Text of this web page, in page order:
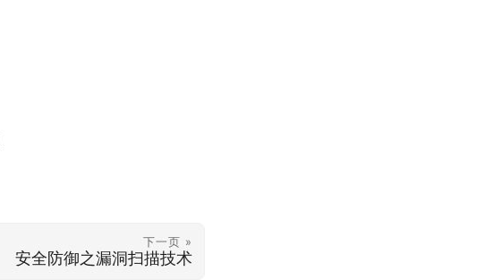
下一页 »
安全防御之漏洞扫描技术